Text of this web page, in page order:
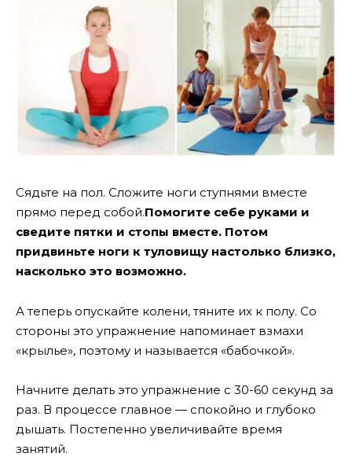
Сядьте на пол. Сложите ноги ступнями вместе
прямо перед собой.Помогите себе руками и
сведите пятки и стопы вместе. Потом
придвиньте ноги к туловищу настолько близко,
насколько это возможно.
А теперь опускайте колени, тяните их к полу. Со
стороны это упражнение напоминает взмахи
«крылье», поэтому и называется «бабочкой».
Начните делать это упражнение с 30-60 секунд за
раз. В процессе главное — спокойно и глубоко
дышать. Постепенно увеличивайте время
занятий.